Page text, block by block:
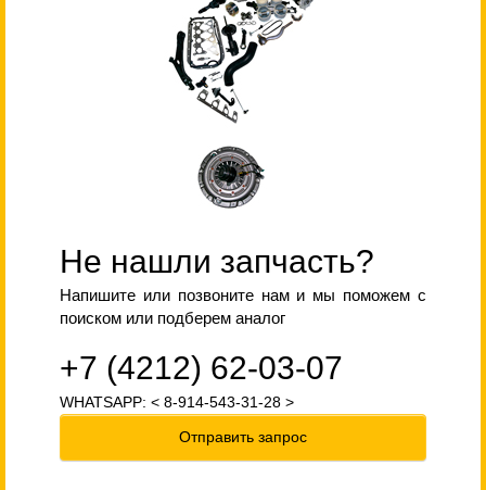
Не нашли запчасть?
Напишите или позвоните нам и мы поможем с
поиском или подберем аналог
+7 (4212) 62-03-07
WHATSAPP: < 8-914-543-31-28 >
Отправить запрос